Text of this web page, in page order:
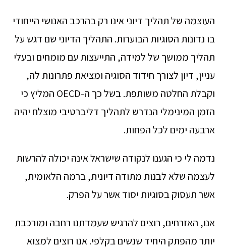
העוצמה של תהליך דיוני אינו רק בהרכב האנושי הייחודי
בו נדונות הסוגיות הבוערות. התהליך הדיוני שם דגש על
תהליך ממושך של למידה, התייעצות עם מומחים ובעלי
עניין, דיון לצורך חידוד הסוגיה ומציאת פתרונות לה,
וקבלת החלטה משותפת. בשל כך ה-OECD המליץ כי
הזמן המינימלי הנדרש לתהליך דליברטיבי מוצלח יהיה
ארבעה ימים לכל הפחות.
נדמה לי כי הגענו לנקודה שישראל אינה יכולה להרשות
לעצמה שלא לבנות מתודה דיונית, ברמה הלאומית,
אשר תעסוק בסוגיות יסוד אשר על הפרק.
אנו, האזרחים, רוצים להרגיש שעמדתנו רחבה ומורכבת
יותר מהפתק היחיד שנשים בקלפי. אנו רוצים למצוא